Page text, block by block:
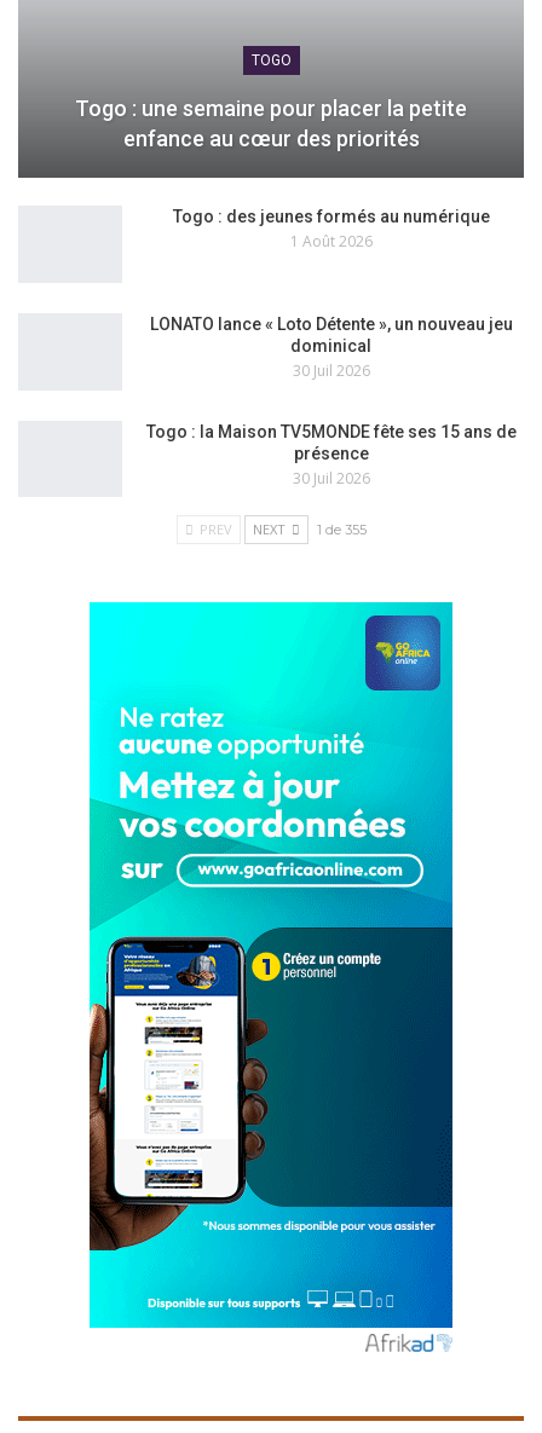
TOGO
Togo : une semaine pour placer la petite
enfance au cœur des priorités
Togo : des jeunes formés au numérique
1 Août 2026
LONATO lance « Loto Détente », un nouveau jeu
dominical
30 Juil 2026
Togo : la Maison TV5MONDE fête ses 15 ans de
présence
30 Juil 2026
PREV NEXT 1 de 355